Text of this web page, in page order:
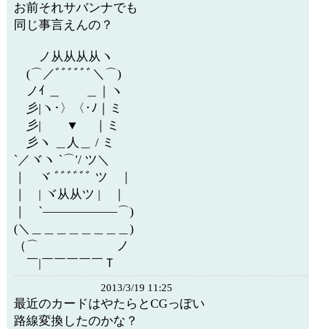
お前それサバンナでも
同じ事言えんの？
ノ从从从从ヽ
(⌒／ﾞﾞﾞﾞﾞﾞ＼⌒)
ノｲ ＿ ＿｜ヽ
彡|ヽ･〉〈･ﾉ｜ミ
彡| ▼ ｜ミ
彡ヽ ＿人＿ / ミ
`／ヾヽ `⌒′/ ツ＼
｜ ヾ ﾞﾞﾞﾞﾞﾞ ツ ｜
｜ | ヾ从从ツ | ｜
｜ `――――――⌒)
(＼＿＿＿＿＿＿＿＿)
（⌒ ノ
￣|￣￣￣￣￣Ｔ
2013/3/19 11:25
最近のカードはやたらとCGっぽい
路線変換したのかな？